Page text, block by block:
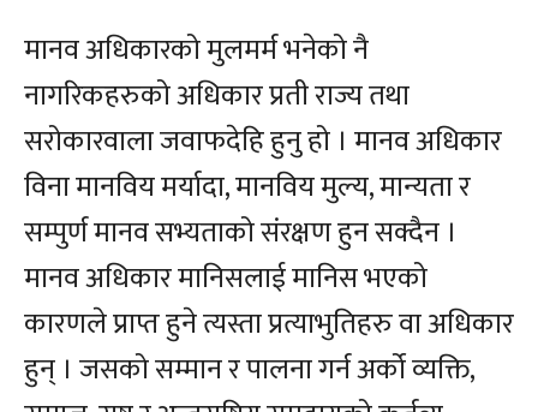
मानव अधिकारको मुलमर्म भनेको नै
नागरिकहरुको अधिकार प्रती राज्य तथा
सरोकारवाला जवाफदेहि हुनु हो । मानव अधिकार
विना मानविय मर्यादा, मानविय मुल्य, मान्यता र
सम्पुर्ण मानव सभ्यताको संरक्षण हुन सक्दैन ।
मानव अधिकार मानिसलाई मानिस भएको
कारणले प्राप्त हुने त्यस्ता प्रत्याभुतिहरु वा अधिकार
हुन् । जसको सम्मान र पालना गर्न अर्को व्यक्ति,